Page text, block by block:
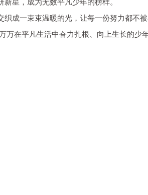
星，成为无数平凡少年的榜样。
成一束束温暖的光，让每一份努力都不
在平凡生活中奋力扎根、向上生长的